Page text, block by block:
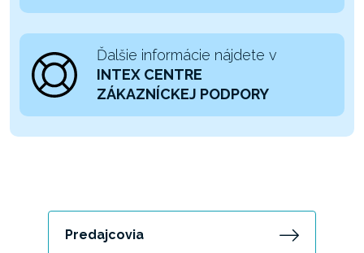
Ďalšie informácie nájdete v
INTEX CENTRE
ZÁKAZNÍCKEJ PODPORY
Predajcovia